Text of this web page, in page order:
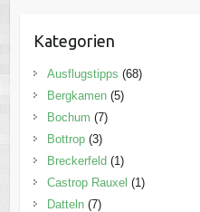
Kategorien
Ausflugstipps (68)
Bergkamen(5)
Bochum (7)
Bottrop(3)
Breckerfeld (1)
Castrop Rauxel (1)
Datteln(7)